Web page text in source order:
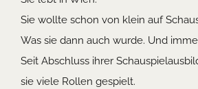
Sie wollte schon von klein auf
Was sie dann auch wurde. Und
Seit Abschluss ihrer
sie viele Rollen gespielt.